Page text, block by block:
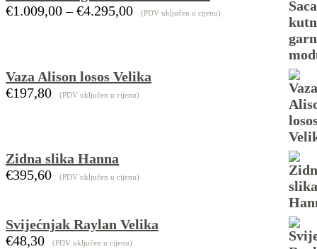
€1.009,00 – €4.295,00Raspon
do
€4.295,00
(PDV uključen u cijenu)
Vaza Alison losos Velika
€197,80 (PDV uključen u cijenu)
Zidna slika Hanna
€395,60 (PDV uključen u cijenu)
Svijećnjak Raylan Velika
€48,30 (PDV uključen u cijenu)